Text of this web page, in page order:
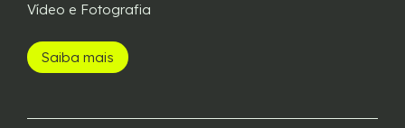
Vídeo e Fotografia
Saiba mais